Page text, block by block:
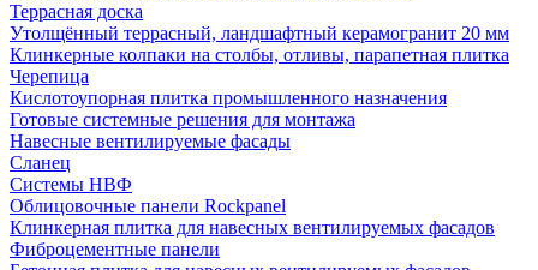
Террасная доска
Утолщённый террасный, ландшафтный керамогранит 20 мм
Клинкерные колпаки на столбы, отливы, парапетная плитка
Черепица
Кислотоупорная плитка промышленного назначения
Готовые системные решения для монтажа
Навесные вентилируемые фасады
Сланец
Системы НВФ
Облицовочные панели Rockpanel
Клинкерная плитка для навесных вентилируемых фасадов
Фиброцементные панели